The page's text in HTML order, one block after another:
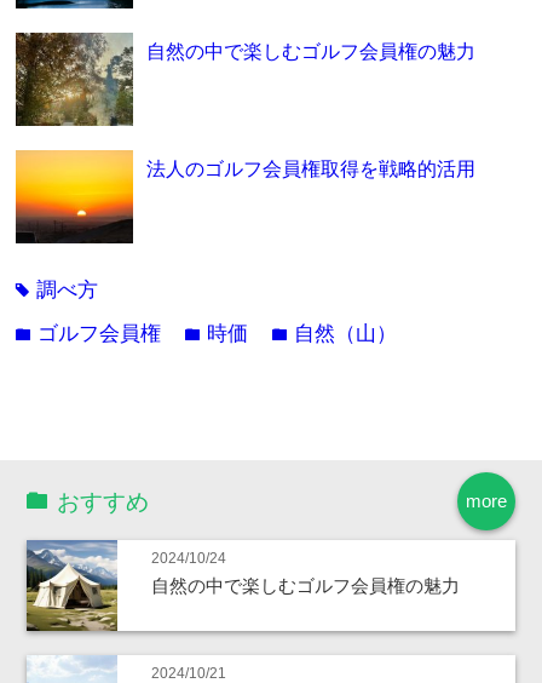
自然の中で楽しむゴルフ会員権の魅力
法人のゴルフ会員権取得を戦略的活用
tag調べ方
folder ゴルフ会員権 folder 時価 folder 自然（山）
more
おすすめ
2024/10/24
自然の中で楽しむゴルフ会員権の魅力
2024/10/21